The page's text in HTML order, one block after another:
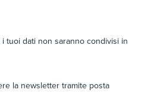
i tuoi dati non saranno condivisi in
la newsletter tramite posta